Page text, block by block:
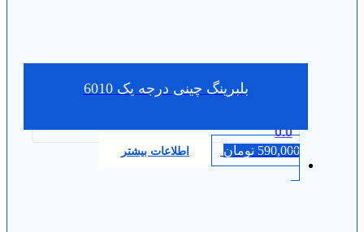
بلبرینگ چینی درجه یک 6010
0.0
590,000 تومان اطلاعات بیشتر